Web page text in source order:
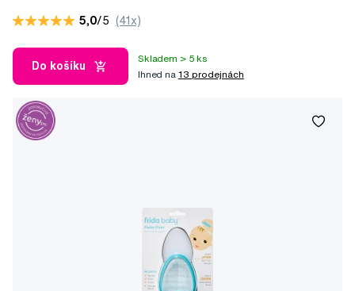
5,0/5 (41x)
Do košíku
Skladem > 5 ks
Ihned na 13 prodejnách